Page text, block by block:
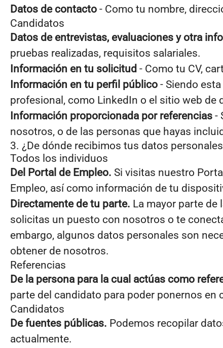
Datos de contacto - Como tu nombre,
Candidatos
Datos de entrevistas, evaluaciones y otra
pruebas realizadas, requisitos salariales.
Información en tu solicitud - Como tu CV,
Información en tu perfil público - Siendo
profesional, como LinkedIn o el sitio web de
Información proporcionada por referencias -
nosotros, o de las personas que hayas
3. ¿De dónde recibimos tus datos
Todos los individuos
Del Portal de Empleo. Si visitas nuestro
Empleo, así como información de tu
Directamente de tu parte. La mayor parte
solicitas un puesto con nosotros o te
embargo, algunos datos personales son
obtener de nosotros.
Referencias
De la persona para la cual actúas como
parte del candidato para poder ponernos en
Candidatos
De fuentes públicas. Podemos recopilar
actualmente.